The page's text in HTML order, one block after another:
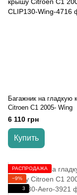
Багажник на гладкую
Citroen C1 2005- Wing
6 110 грн
Купить
РАСПРОДАЖА
−9%
3